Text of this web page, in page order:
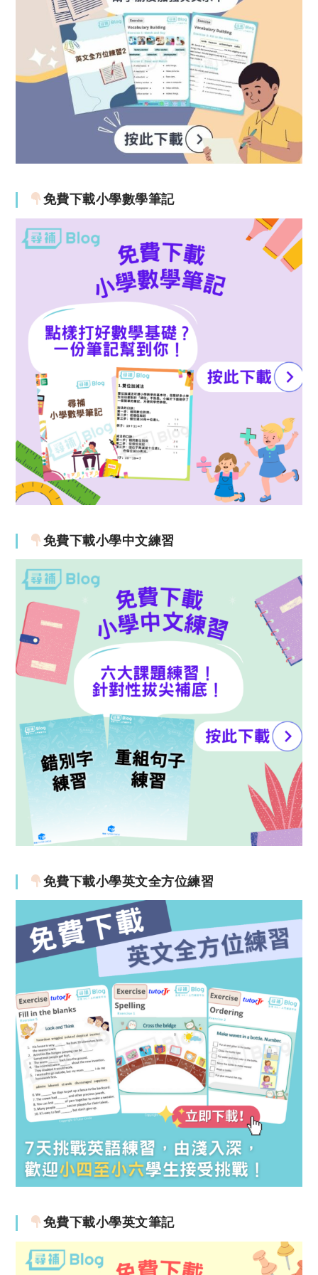
免費下載小學數學筆記
免費下載小學中文練習
免費下載小學英文全方位練習
免費下載小學英文筆記